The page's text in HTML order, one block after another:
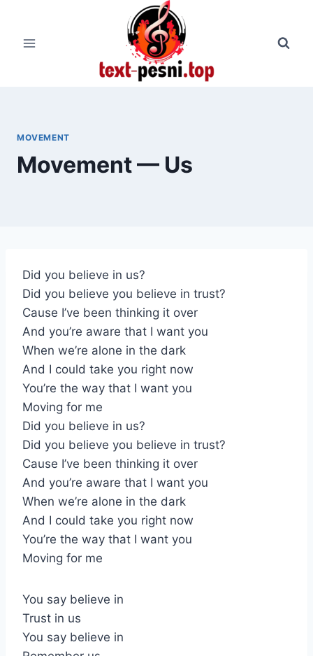
содержимому
MOVEMENT
Movement — Us
Did you believe in us?
Did you believe you believe in trust?
Cause I’ve been thinking it over
And you’re aware that I want you
When we’re alone in the dark
And I could take you right now
You’re the way that I want you
Moving for me
Did you believe in us?
Did you believe you believe in trust?
Cause I’ve been thinking it over
And you’re aware that I want you
When we’re alone in the dark
And I could take you right now
You’re the way that I want you
Moving for me
You say believe in
Trust in us
You say believe in